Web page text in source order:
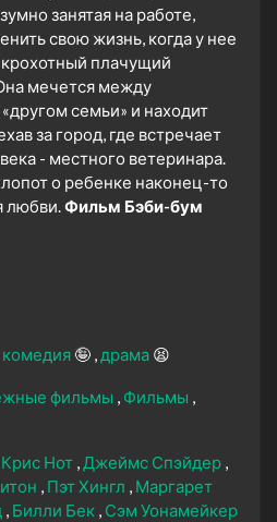
занятая на работе,
свою жизнь, когда у нее
крохотный плачущий
мечется между
семьи» и находит
за город, где встречает
- местного ветеринара.
о ребенке наконец-то
любви.Фильм Бэби-бум
комедия 🤪 драма 😫
фильмы
Фильмы
Крис Нот Джеймс Спэйдер
Пэт Хингл
Маргарет
Билли Бек Сэм Уонамейкер